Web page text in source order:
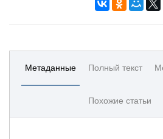
Метаданные Полный текст
Похожие статьи